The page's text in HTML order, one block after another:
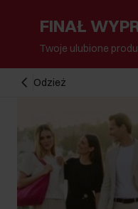
FINAŁ
Twoje ulubione
Odzież